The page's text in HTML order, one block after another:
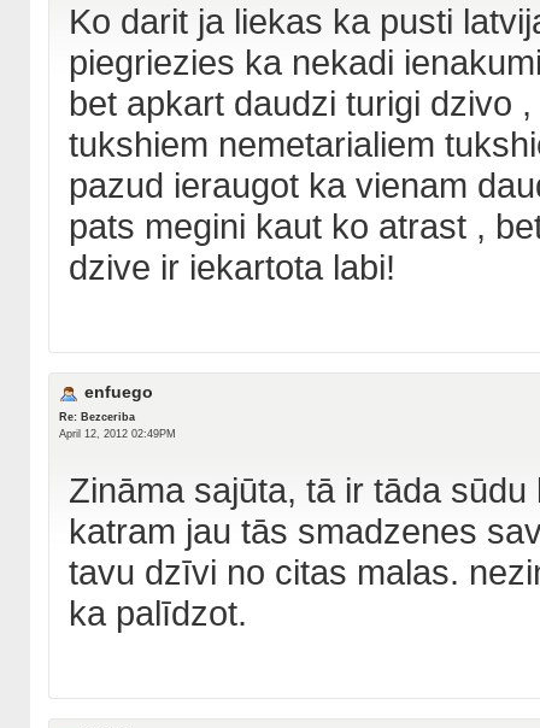
Ko darit ja liekas ka pusti
piegriezies ka nekadi
bet apkart daudzi turigi dzivo
tukshiem nemetarialiem
pazud ieraugot ka vienam
pats megini kaut ko atrast ,
dzive ir iekartota labi!
enfuego
Re: Bezceriba
April 12, 2012 02:49PM
Zināma sajūta, tā ir tāda
katram jau tās smadzenes
tavu dzīvi no citas malas.
ka palīdzot.